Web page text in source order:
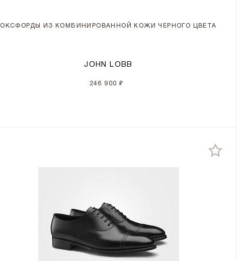
ОКСФОРДЫ ИЗ КОМБИНИРОВАННОЙ КОЖИ ЧЕРНОГО ЦВЕТА
JOHN LOBB
246 900 ₽